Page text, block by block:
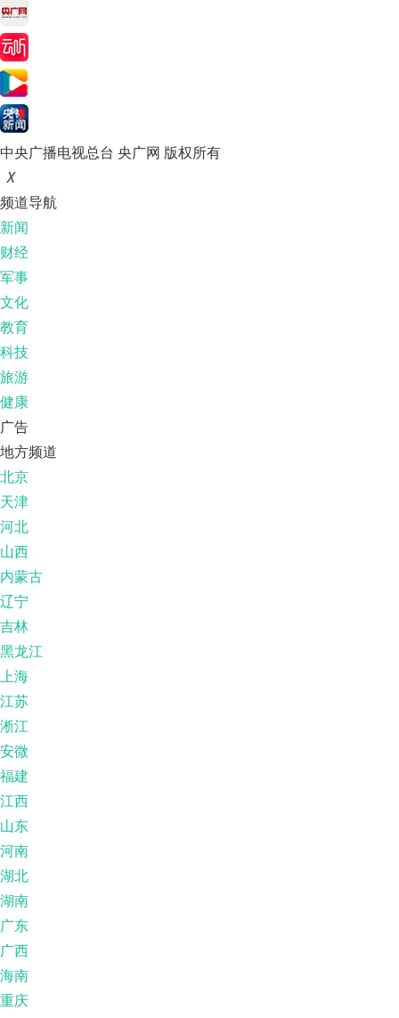
中央广播电视总台 央广网 版权所有
X
频道导航
新闻
财经
军事
文化
教育
科技
旅游
健康
广告
地方频道
北京
天津
河北
山西
内蒙古
辽宁
吉林
黑龙江
上海
江苏
淅江
安微
福建
江西
山东
河南
湖北
湖南
广东
广西
海南
重庆